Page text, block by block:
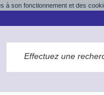
à son fonctionnement et des